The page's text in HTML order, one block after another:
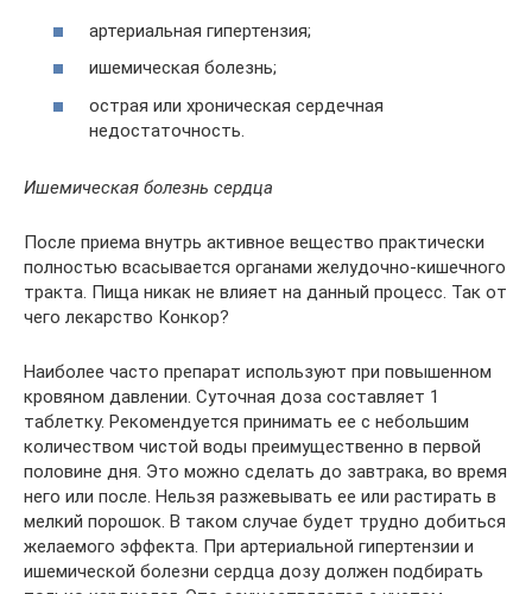
артериальная гипертензия;
ишемическая болезнь;
острая или хроническая сердечная
недостаточность.
Ишемическая болезнь сердца
После приема внутрь активное вещество практически
полностью всасывается органами желудочно-кишечного
тракта. Пища никак не влияет на данный процесс. Так от
чего лекарство Конкор?
Наиболее часто препарат используют при повышенном
кровяном давлении. Суточная доза составляет 1
таблетку. Рекомендуется принимать ее с небольшим
количеством чистой воды преимущественно в первой
половине дня. Это можно сделать до завтрака, во время
него или после. Нельзя разжевывать ее или растирать в
мелкий порошок. В таком случае будет трудно добиться
желаемого эффекта. При артериальной гипертензии и
ишемической болезни сердца дозу должен подбирать